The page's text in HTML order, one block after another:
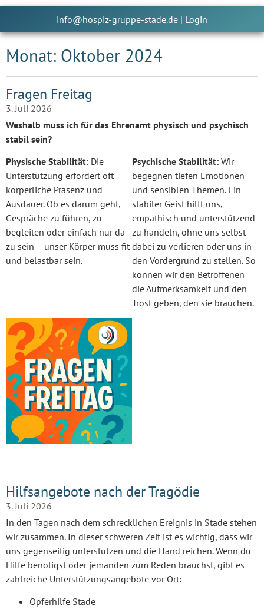
info@hospiz-gruppe-stade.de | Login
Monat: Oktober 2024
Fragen Freitag
3. Juli 2026
Weshalb muss ich für das Ehrenamt physisch und psychisch
stabil sein?
Physische Stabilität: Die
Unterstützung erfordert oft
körperliche Präsenz und
Ausdauer. Ob es darum geht,
Gespräche zu führen, zu
begleiten oder einfach nur da
zu sein – unser Körper muss fit
und belastbar sein.
Psychische Stabilität: Wir
begegnen tiefen Emotionen
und sensiblen Themen. Ein
stabiler Geist hilft uns,
empathisch und unterstützend
zu handeln, ohne uns selbst
dabei zu verlieren oder uns in
den Vordergrund zu stellen. So
können wir den Betroffenen
die Aufmerksamkeit und den
Trost geben, den sie brauchen.
Hilfsangebote nach der Tragödie
3. Juli 2026
In den Tagen nach dem schrecklichen Ereignis in Stade stehen
wir zusammen. In dieser schweren Zeit ist es wichtig, dass wir
uns gegenseitig unterstützen und die Hand reichen. Wenn du
Hilfe benötigst oder jemanden zum Reden brauchst, gibt es
zahlreiche Unterstützungsangebote vor Ort:
Opferhilfe Stade